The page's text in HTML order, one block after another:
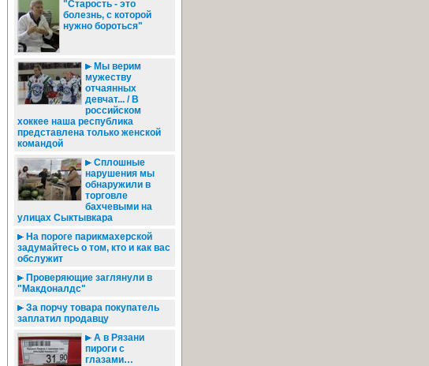
"Старость - это
болезнь, с которой
нужно бороться"
Мы верим
мужеству
отчаянных
девчат... / В
российском
хоккее наша республика
представлена только женской
командой
Сплошные
нарушения мы
обнаружили в
торговле
бахчевыми на
улицах Сыктывкара
На пороге парикмахерской
задумайтесь о том, кто и как вас
обслужит
Проверяющие заглянули в
"Макдоналдс"
За порчу товара покупатель
заплатил продавцу
А в Рязани
пироги с
глазами…